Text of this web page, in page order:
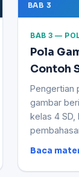
BAB 3
BAB 3 —
Pola
Contoh
Pengertian
gambar
kelas 4
Baca